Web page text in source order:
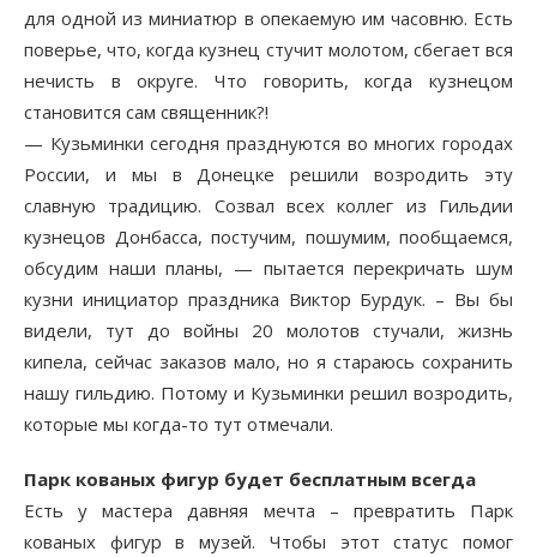
для одной из миниатюр в опекаемую им часовню. Есть
поверье, что, когда кузнец стучит молотом, сбегает вся
нечисть в округе. Что говорить, когда кузнецом
становится сам священник?!
— Кузьминки сегодня празднуются во многих городах
России, и мы в Донецке решили возродить эту
славную традицию. Созвал всех коллег из Гильдии
кузнецов Донбасса, постучим, пошумим, пообщаемся,
обсудим наши планы, — пытается перекричать шум
кузни инициатор праздника Виктор Бурдук. – Вы бы
видели, тут до войны 20 молотов стучали, жизнь
кипела, сейчас заказов мало, но я стараюсь сохранить
нашу гильдию. Потому и Кузьминки решил возродить,
которые мы когда-то тут отмечали.
Парк кованых фигур будет бесплатным всегда
Есть у мастера давняя мечта – превратить Парк
кованых фигур в музей. Чтобы этот статус помог